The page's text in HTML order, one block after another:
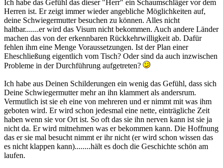
Ich habe das Gefühl das dieser "Herr" ein Schaumschläger vor dem
Herren ist. Er zeigt immer wieder angebliche Möglichkeiten auf,
deine Schwiegermutter besuchen zu können. Alles nicht
haltbar.......er wird das Visum nicht bekommen. Auch andere Länder
machen das von der erkennbaren Rückkehrwilligkeit ab. Dafür
fehlen ihm eine Menge Voraussetzungen. Ist der Plan einer
Eheschließung eigentlich vom Tisch? Oder sind da auch inzwischen
Probleme in der Durchführung aufgetreten?
Ich habe aus Deinen Schilderungen ein wenig das Gefühl, dass sich
Deine Schwiegermutter mehr an ihn klammert als andersrum.
Vermutlich ist sie eh eine von mehreren und er nimmt mit was ihm
geboten wird. Er wird schon jedesmal eine nette, einträgliche Zeit
haben wenn sie vor Ort ist. So oft das sie ihn nerven kann ist sie ja
nicht da. Er wird mitnehmen was er bekommen kann. Die Hoffnung
das er sie mal besucht nimmt er ihr nicht (er wird schon wissen das
es nicht klappen kann)........hält es doch die Geschichte schön am
laufen.